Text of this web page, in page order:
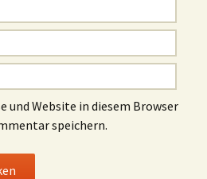
und Website in diesem Browser
speichern.